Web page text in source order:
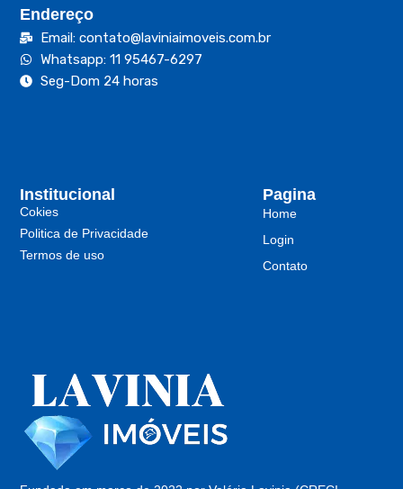
Pagina
Home
Login
Contato
Institucional
Cokies
Politica de Privacidade
Termos de uso
Endereço
Email: contato@laviniaimoveis.com.br
Whatsapp: 11 95467-6297
Seg-Dom 24 horas